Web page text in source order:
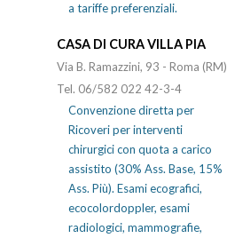
a tariffe preferenziali.
CASA DI CURA VILLA PIA
Via B. Ramazzini, 93 - Roma (RM)
Tel. 06/582 022 42-3-4
Convenzione diretta per
Ricoveri per interventi
chirurgici con quota a carico
assistito (30% Ass. Base, 15%
Ass. Più). Esami ecografici,
ecocolordoppler, esami
radiologici, mammografie,